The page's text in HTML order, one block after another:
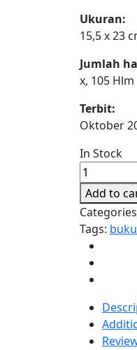
Ukuran:
15,5 x 23
Jumlah
x, 105 Hlm
Terbit:
Oktober
In Stock
INKLUSIF
:
Inovasi,
Inspirasi,
dan
Arah
Masa
Depan
quantity
Add to
Tags: buku